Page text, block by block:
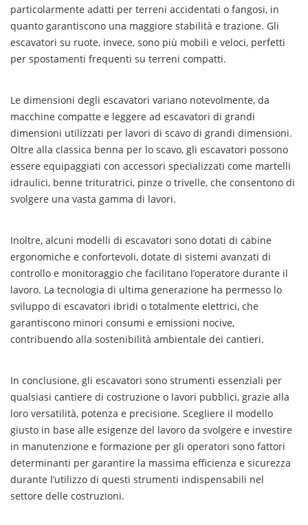
particolarmente adatti per terreni accidentati o fangosi, in
quanto garantiscono una maggiore stabilità e trazione. Gli
escavatori su ruote, invece, sono più mobili e veloci, perfetti
per spostamenti frequenti su terreni compatti.
Le dimensioni degli escavatori variano notevolmente, da
macchine compatte e leggere ad escavatori di grandi
dimensioni utilizzati per lavori di scavo di grandi dimensioni.
Oltre alla classica benna per lo scavo, gli escavatori possono
essere equipaggiati con accessori specializzati come martelli
idraulici, benne trituratrici, pinze o trivelle, che consentono di
svolgere una vasta gamma di lavori.
Inoltre, alcuni modelli di escavatori sono dotati di cabine
ergonomiche e confortevoli, dotate di sistemi avanzati di
controllo e monitoraggio che facilitano l’operatore durante il
lavoro. La tecnologia di ultima generazione ha permesso lo
sviluppo di escavatori ibridi o totalmente elettrici, che
garantiscono minori consumi e emissioni nocive,
contribuendo alla sostenibilità ambientale dei cantieri.
In conclusione, gli escavatori sono strumenti essenziali per
qualsiasi cantiere di costruzione o lavori pubblici, grazie alla
loro versatilità, potenza e precisione. Scegliere il modello
giusto in base alle esigenze del lavoro da svolgere e investire
in manutenzione e formazione per gli operatori sono fattori
determinanti per garantire la massima efficienza e sicurezza
durante l’utilizzo di questi strumenti indispensabili nel
settore delle costruzioni.